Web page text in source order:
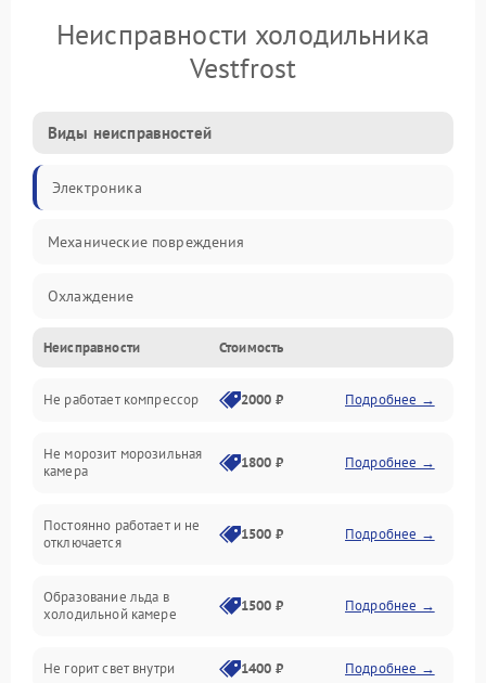
Неисправности холодильника
Vestfrost
Виды неисправностей
Электроника
Механические повреждения
Охлаждение
Механика
Электропитание
Дренаж
Неисправности Стоимость
Не работает компрессор 2000 ₽ Подробнее →
Не морозит морозильная
камера
1800 ₽ Подробнее →
Постоянно работает и не
отключается
1500 ₽ Подробнее →
Образование льда в
холодильной камере
1500 ₽ Подробнее →
Не горит свет внутри 1400 ₽ Подробнее →